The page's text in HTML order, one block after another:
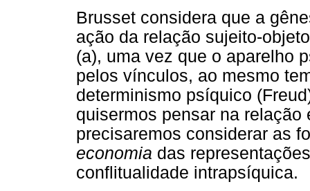
Brusset considera que a
ação da relação sujeito-
(a), uma vez que o aparelho
pelos vínculos, ao mesmo
determinismo psíquico
quisermos pensar na
precisaremos considerar as
economia das
conflitualidade intrapsíquica.